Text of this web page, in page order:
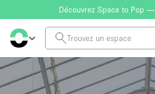
Découvrez Space to Pop —